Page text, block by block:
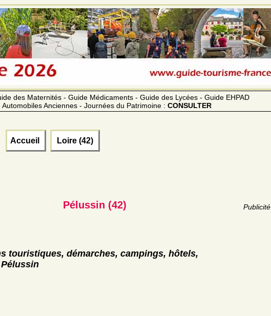
des Maternités - Guide Médicaments - Guide des Lycées - Guide EHPAD
Anciennes - Journées du Patrimoine : CONSULTER
Accueil Loire (42)
Publicité
Pélussin (42)
touristiques, démarches, campings, hôtels,